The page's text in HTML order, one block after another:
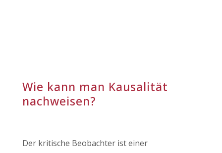
Wie kann man Kausalität
nachweisen?
Der kritische Beobachter ist einer